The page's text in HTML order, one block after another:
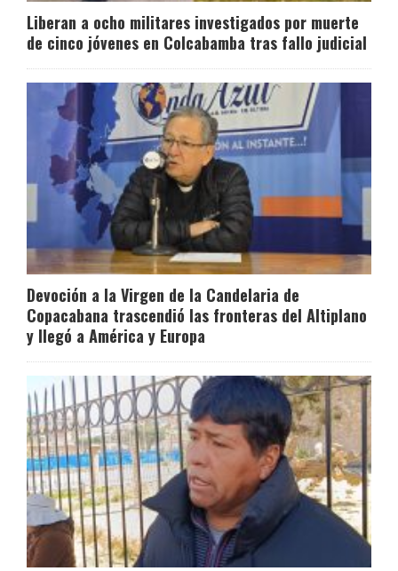
Liberan a ocho militares investigados por muerte
de cinco jóvenes en Colcabamba tras fallo judicial
Devoción a la Virgen de la Candelaria de
Copacabana trascendió las fronteras del Altiplano
y llegó a América y Europa